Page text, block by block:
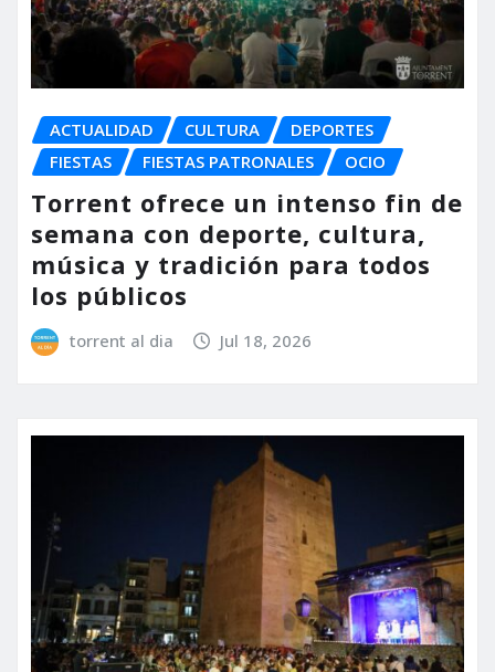
ACTUALIDAD CULTURA
DEPORTES
FIESTAS
FIESTAS PATRONALES OCIO
Torrent ofrece un intenso fin de
semana con deporte, cultura,
música y tradición para todos
los públicos
torrent al dia Jul 18, 2026